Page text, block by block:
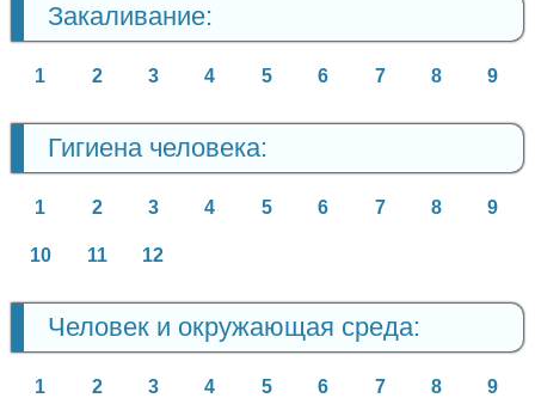
Закаливание:
1 2 3 4 5 6 7 8 9
Гигиена человека:
1 2 3 4 5 6 7 8 9
10 11 12
Человек и окружающая среда:
1 2 3 4 5 6 7 8 9